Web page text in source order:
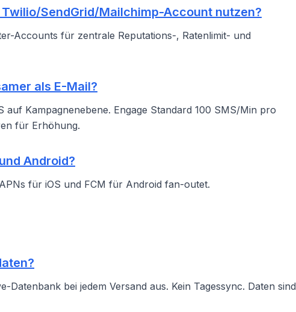
SendGrid/Mailchimp-Account nutzen?
Accounts für zentrale Reputations-, Ratenlimit- und
als E-Mail?
auf Kampagnenebene. Engage Standard 100 SMS/Min pro
für Erhöhung.
Android?
für iOS und FCM für Android fan-outet.
Datenbank bei jedem Versand aus. Kein Tagessync. Daten sind